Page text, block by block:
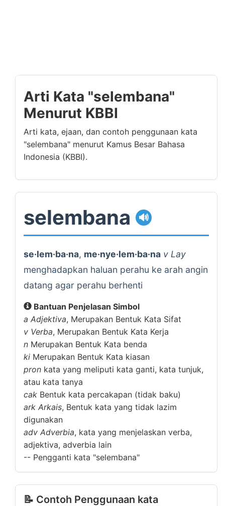
Arti Kata "selembana"
Menurut KBBI
Arti kata, ejaan, dan contoh penggunaan kata
"selembana" menurut Kamus Besar Bahasa
Indonesia (KBBI).
selembana 🔊
se·lem·ba·na, me·nye·lem·ba·na v Lay
menghadapkan haluan perahu ke arah angin
datang agar perahu berhenti
Bantuan Penjelasan Simbol
a Adjektiva, Merupakan Bentuk Kata Sifat
v Verba, Merupakan Bentuk Kata Kerja
n Merupakan Bentuk Kata benda
ki Merupakan Bentuk Kata kiasan
pron kata yang meliputi kata ganti, kata tunjuk,
atau kata tanya
cak Bentuk kata percakapan (tidak baku)
ark Arkais, Bentuk kata yang tidak lazim
digunakan
adv Adverbia, kata yang menjelaskan verba,
adjektiva, adverbia lain
-- Pengganti kata "selembana"
📝 Contoh Penggunaan kata